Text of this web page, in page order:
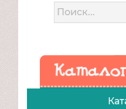
Контакты